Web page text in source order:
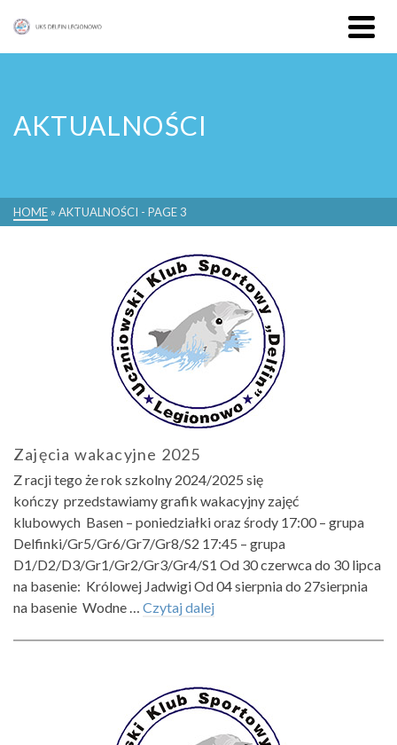
AKTUALNOŚCI
HOME » AKTUALNOŚCI - PAGE 3
Zajęcia wakacyjne 2025
Z racji tego że rok szkolny 2024/2025 się
kończy przedstawiamy grafik wakacyjny zajęć
klubowych Basen – poniedziałki oraz środy 17:00 – grupa
Delfinki/Gr5/Gr6/Gr7/Gr8/S2 17:45 – grupa
D1/D2/D3/Gr1/Gr2/Gr3/Gr4/S1 Od 30 czerwca do 30 lipca
na basenie: Królowej Jadwigi Od 04 sierpnia do 27sierpnia
na basenie Wodne … Czytaj dalej